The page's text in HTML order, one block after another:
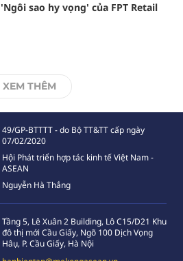
'Ngôi sao hy vọng' của FPT Retail
XEM THÊM
49/GP-BTTTT - do Bộ TT&TT cấp ngày
07/02/2020
Hội Phát triển hợp tác kinh tế Việt Nam -
ASEAN
Nguyễn Hà Thắng
Tầng 5, Lê Xuân 2 Building, Lô C15/D21 Khu
đô thị mới Cầu Giấy, Ngõ 100 Dịch Vọng
Hâụ, P. Cầu Giấy, Hà Nội